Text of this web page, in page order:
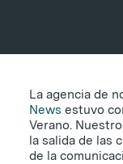
La agencia de
News estuvo
Verano.
la salida de las
de la